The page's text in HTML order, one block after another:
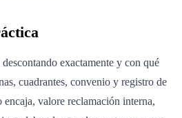
exactamente y con qué
cuadrantes, convenio y registro de
valore reclamación interna,